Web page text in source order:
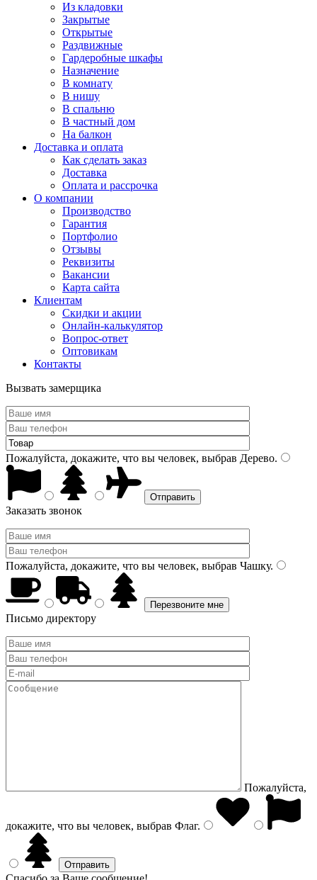
Из кладовки
Закрытые
Открытые
Раздвижные
Гардеробные шкафы
Назначение
В комнату
В нишу
В спальню
В частный дом
На балкон
Доставка и оплата
Как сделать заказ
Доставка
Оплата и рассрочка
О компании
Производство
Гарантия
Портфолио
Отзывы
Реквизиты
Вакансии
Карта сайта
Клиентам
Скидки и акции
Онлайн-калькулятор
Вопрос-ответ
Оптовикам
Контакты
Вызвать замерщика
Пожалуйста, докажите, что вы человек, выбрав Дерево.
Заказать звонок
Пожалуйста, докажите, что вы человек, выбрав Чашку.
Письмо директору
Пожалуйста,
докажите, что вы человек, выбрав Флаг.